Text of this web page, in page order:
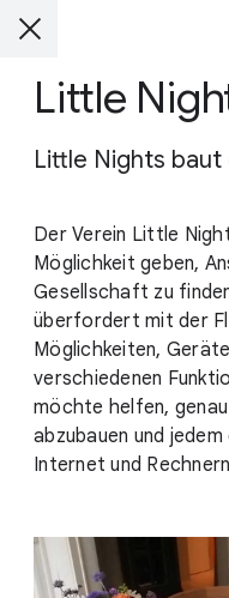
Little
Little Nights
Der Verein Little
Möglichkeit geben,
Gesellschaft zu
überfordert mit der
Möglichkeiten,
verschiedenen
möchte helfen,
abzubauen und
Internet und